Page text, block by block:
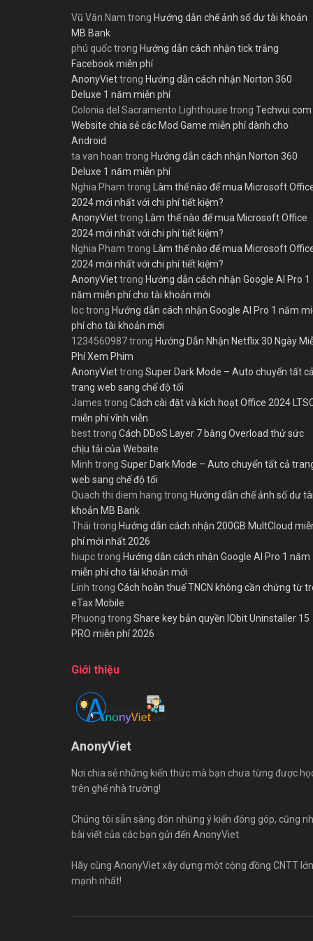
Vũ Văn Nam trong Hướng dẫn chế ảnh số dư tài khoản
MB Bank
phú quốctrong Hướng dẫn cách nhận tick trắng
Facebook miễn phí
AnonyViettrong Hướng dẫn cách nhận Norton 360
Deluxe 1 năm miễn phí
Colonia del Sacramento Lighthouse trong Techvui.com
Website chia sẻ các Mod Game miễn phí dành cho
Android
ta van hoan trong Hướng dẫn cách nhận Norton 360
Deluxe 1 năm miễn phí
Nghia Pham trong Làm thế nào để mua Microsoft
2024 mới nhất với chi phí tiết kiệm?
AnonyViettrong Làm thế nào để mua Microsoft Office
2024 mới nhất với chi phí tiết kiệm?
Nghia Pham trong Làm thế nào để mua Microsoft
2024 mới nhất với chi phí tiết kiệm?
AnonyViettrong Hướng dẫn cách nhận Google AI Pro 1
năm miễn phí cho tài khoản mới
loctrong Hướng dẫn cách nhận Google AI Pro 1 năm
phí cho tài khoản mới
1234560987trong Hướng Dẫn Nhận Netflix 30 Ngày
Phí Xem Phim
AnonyViettrong Super Dark Mode – Auto chuyển tất cả
trang web sang chế độ tối
James trong Cách cài đặt và kích hoạt Office 2024
miễn phí vĩnh viễn
besttrong Cách DDoS Layer 7 bằng Overload thử sức
chịu tải của Website
Minh trong Super Dark Mode – Auto chuyển tất cả
web sang chế độ tối
Quach thi diem hang trong Hướng dẫn chế ảnh số dư tài
khoản MB Bank
Thái trong Hướng dẫn cách nhận 200GB MultCloud
phí mới nhất 2026
hiupctrong Hướng dẫn cách nhận Google AI Pro 1 năm
miễn phí cho tài khoản mới
Linh trong Cách hoàn thuế TNCN không cần chứng từ
eTax Mobile
Phuong trong Share key bản quyền IObit Uninstaller 15
PRO miễn phí 2026
Giới thiệu
AnonyViet
Nơi chia sẻ những kiến thức mà bạn chưa từng được
trên ghế nhà trường!
Chúng tôi sẵn sàng đón những ý kiến đóng góp, cũng
bài viết của các bạn gửi đến AnonyViet.
Hãy cùng AnonyViet xây dựng một cộng đồng CNTT lớn
mạnh nhất!